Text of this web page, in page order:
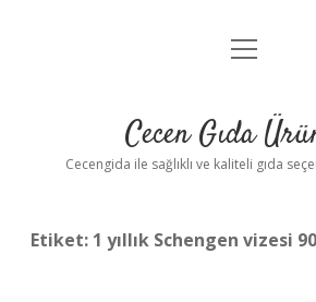
Anasayfa
Yasal Uyarı
menüyü
Cecen Gıda
Cecengida ile sağlıklı ve kaliteli gıda
Etiket: 1 yıllık Schengen vizesi